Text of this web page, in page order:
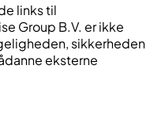
links til
Group B.V. er ikke
sikkerheden
eksterne